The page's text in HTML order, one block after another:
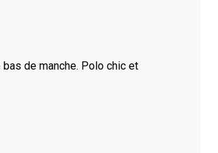
de manche. Polo chic et